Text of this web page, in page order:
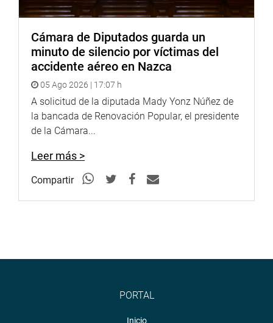
INSTITUCIONAL
Cámara de Diputados guarda un
minuto de silencio por víctimas del
accidente aéreo en Nazca
05 Ago 2026 | 17:07 h
A solicitud de la diputada Mady Yonz Núñez de
la bancada de Renovación Popular, el presidente
de la Cámara...
Leer más >
Compartir
PORTAL
Inicio